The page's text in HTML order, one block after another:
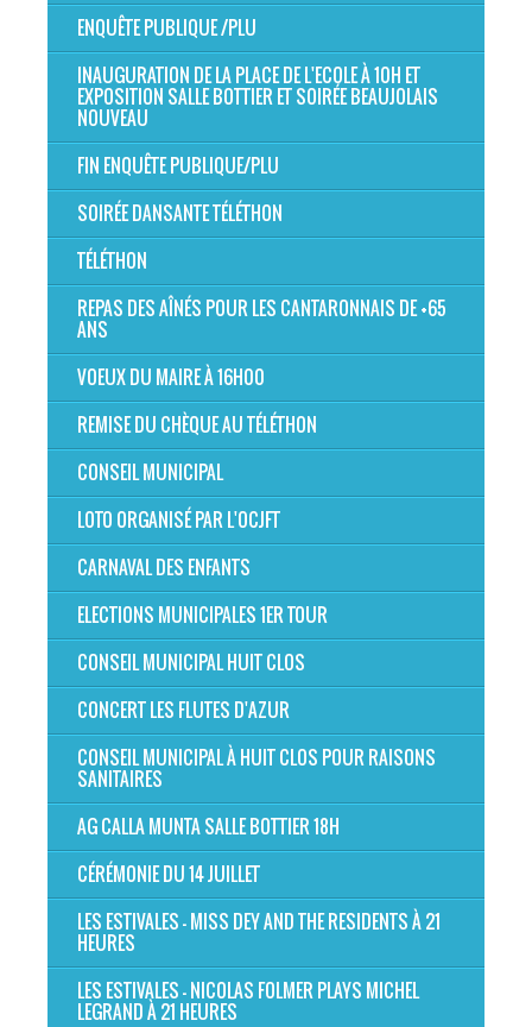
ENQUÊTE PUBLIQUE /PLU
INAUGURATION DE LA PLACE DE L'ECOLE À 10H ET
EXPOSITION SALLE BOTTIER ET SOIRÉE BEAUJOLAIS
NOUVEAU
FIN ENQUÊTE PUBLIQUE/PLU
SOIRÉE DANSANTE TÉLÉTHON
TÉLÉTHON
REPAS DES AÎNÉS POUR LES CANTARONNAIS DE +65
ANS
VOEUX DU MAIRE À 16H00
REMISE DU CHÈQUE AU TÉLÉTHON
CONSEIL MUNICIPAL
LOTO ORGANISÉ PAR L'OCJFT
CARNAVAL DES ENFANTS
ELECTIONS MUNICIPALES 1ER TOUR
CONSEIL MUNICIPAL HUIT CLOS
CONCERT LES FLUTES D'AZUR
CONSEIL MUNICIPAL À HUIT CLOS POUR RAISONS
SANITAIRES
AG CALLA MUNTA SALLE BOTTIER 18H
CÉRÉMONIE DU 14 JUILLET
LES ESTIVALES - MISS DEY AND THE RESIDENTS À 21
HEURES
LES ESTIVALES - NICOLAS FOLMER PLAYS MICHEL
LEGRAND À 21 HEURES